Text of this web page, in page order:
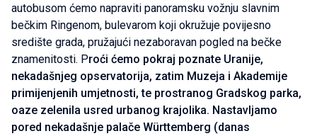
autobusom ćemo napraviti panoramsku vožnju slavnim
bečkim Ringenom, bulevarom koji okružuje povijesno
središte grada, pružajući nezaboravan pogled na bečke
znamenitosti. Proći ćemo pokraj poznate Uranije,
nekadašnjeg opservatorija, zatim Muzeja i Akademije
primijenjenih umjetnosti, te prostranog Gradskog parka,
oaze zelenila usred urbanog krajolika. Nastavljamo
pored nekadašnje palače Württemberg (danas